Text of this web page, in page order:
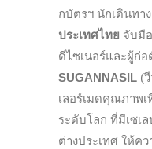
กบัตรฯ นักเดินทา
ประเทศไทย จับมือ
ดีไซเนอร์และผู้ก่
SUGANNASIL (
เลอร์เมดคุณภาพ
ระดับโลก ที่มีเซเ
ต่างประเทศ ให้คว